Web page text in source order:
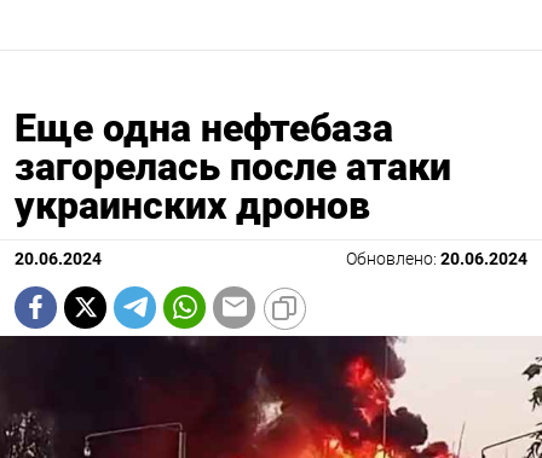
Еще одна нефтебаза
загорелась после атаки
украинских дронов
20.06.2024 Обновлено: 20.06.2024